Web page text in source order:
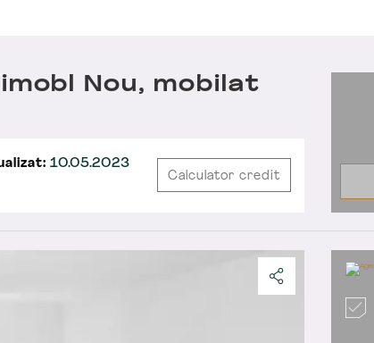
Nou, mobilat
10.05.2023
Calculator credit